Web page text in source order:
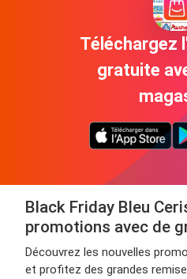
Téléchargez
gratuite
Black Friday Bleu
promotions avec de
Découvrez les nouvelles
et profitez des grandes